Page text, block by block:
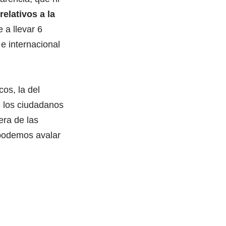
a la
a llevar 6
internacional
la del
ciudadanos
de las
avalar